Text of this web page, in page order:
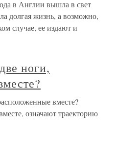
в Англии вышла в свет
долгая жизнь, а возможно,
случае, ее издают и
ноги,
вместе?
означают траекторию